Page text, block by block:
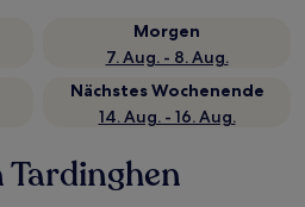
Morgen
7. Aug. - 8. Aug.
Nächstes Wochenende
14. Aug. - 16. Aug.